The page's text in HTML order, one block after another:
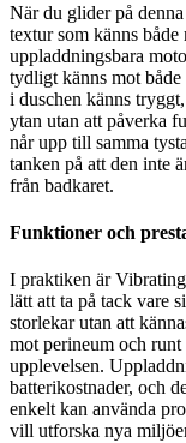
När du glider på
textur som känns
uppladdningsbara
tydligt känns mot
i duschen känns
ytan utan att påverka
når upp till samma
tanken på att den inte
från badkaret.
Funktioner och
I praktiken är
lätt att ta på tack vare
storlekar utan att
mot perineum och
upplevelsen.
batterikostnader, och
enkelt kan använda
vill utforska nya